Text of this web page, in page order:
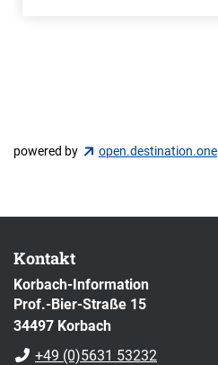
powered by open.destination.one
Kontakt
Korbach-Information
Prof.-Bier-Straße 15
34497 Korbach
+49 (0)5631 53232